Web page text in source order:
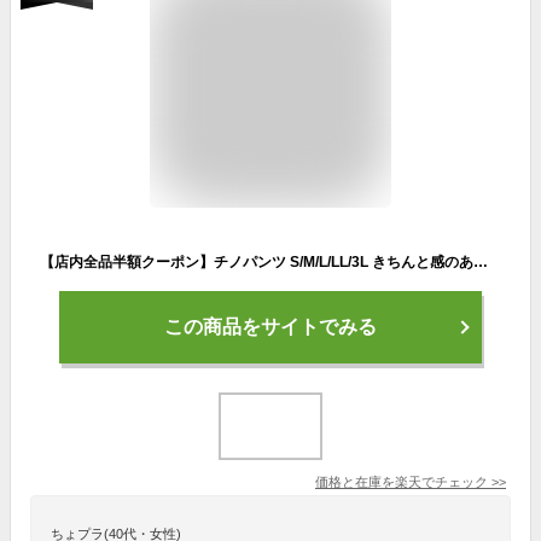
【店内全品半額クーポン】チノパンツ S/M/L/LL/3L きちんと感のあるチノパンツ。 レディース ボトムス パンツ ズボン ロングパンツ テーパードパンツ チノパン 綿混 大きいサイズ ゆったり 秋 ◆zootie（ズーティー）：ジェネラルチノ テーパードパンツ
この商品をサイトでみる
価格と在庫を楽天でチェック >>
ちょプラ(40代・女性)